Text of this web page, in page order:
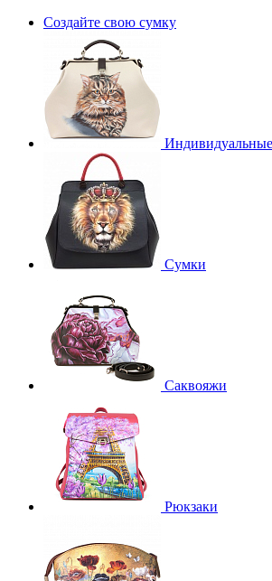
Создайте свою сумку
Сумки
Саквояжи
Рюкзаки